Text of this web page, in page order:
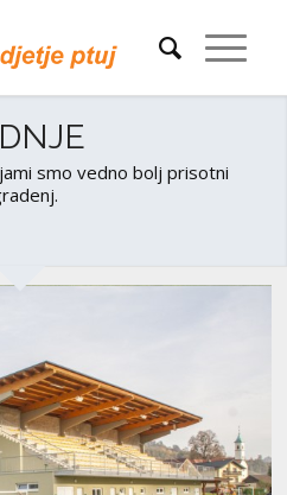
smo vedno bolj prisotni